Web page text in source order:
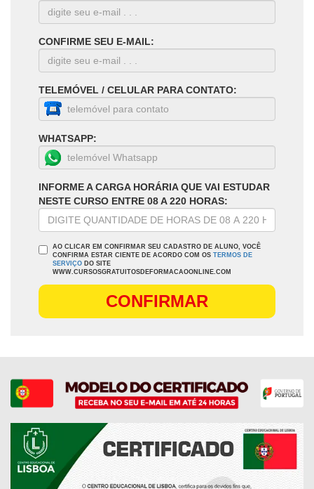
CONFIRME SEU E-MAIL:
TELEMÓVEL / CELULAR PARA CONTATO:
WHATSAPP:
INFORME A CARGA HORÁRIA QUE VAI ESTUDAR
NESTE CURSO ENTRE 08 A 220 HORAS:
AO CLICAR EM CONFIRMAR SEU CADASTRO DE ALUNO, VOCÊ
CONFIRMA ESTAR CIENTE DE ACORDO COM OS TERMOS DE
SERVIÇO DO SITE
WWW.CURSOSGRATUITOSDEFORMACAOONLINE.COM
CONFIRMAR